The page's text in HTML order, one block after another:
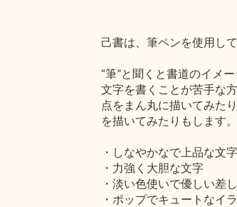
己書は、筆ペンを使用し
“筆”と聞くと書道のイメ
文字を書くことが苦手な
点をまん丸に描いてみた
を描いてみたりもします。
・しなやかなで上品な文字
・力強く大胆な文字
・淡い色使いで優しい差
・ポップでキュートなイ